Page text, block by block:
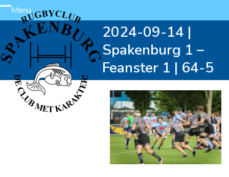
Skip
to
content
Menu
Open
mobile
menu
Close
mobile
menu
2024-09-14 |
Spakenburg 1 –
Feanster 1 | 64-5